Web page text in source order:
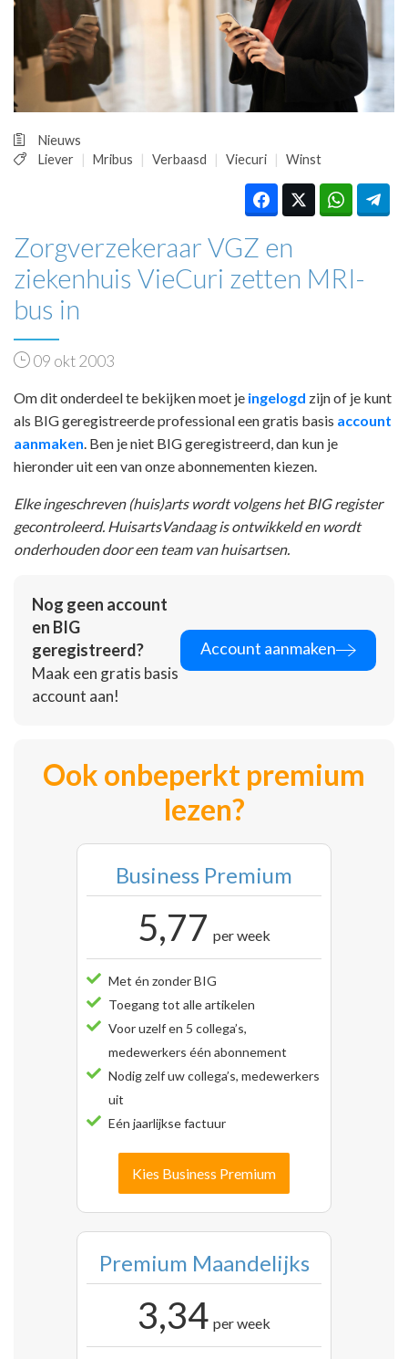
PRAKTIJKZAKEN
TARIEVEN
VPHUISARTSEN
MEDISCHE VAKHANDEL
REGISTRATIE
Nieuws
Liever
Mribus Verbaasd Viecuri Winst
Zorgverzekeraar VGZ en
ziekenhuis VieCuri zetten MRI-
bus in
09 okt 2003
Om dit onderdeel te bekijken moet je ingelogd zijn of je kunt
als BIG geregistreerde professional een gratis basis account
aanmaken . Ben je niet BIG geregistreerd, dan kun je
hieronder uit een van onze abonnementen kiezen.
Elke ingeschreven (huis)arts wordt volgens het BIG register
gecontroleerd. HuisartsVandaag is ontwikkeld en wordt
onderhouden door een team van huisartsen.
Nog geen account
en BIG
geregistreerd?
Maak een gratis basis
account aan!
Account aanmaken
Ook onbeperkt premium
lezen?
Business Premium
5,77 per week
Met én zonder BIG
Toegang tot alle artikelen
Voor uzelf en 5 collega’s,
medewerkers één abonnement
Nodig zelf uw collega’s, medewerkers
uit
Eén jaarlijkse factuur
Kies Business Premium
Premium Maandelijks
3,34 per week